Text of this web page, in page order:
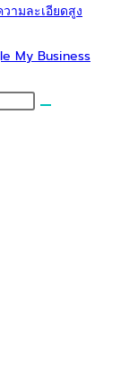
ามละเอียดสูง
My Business